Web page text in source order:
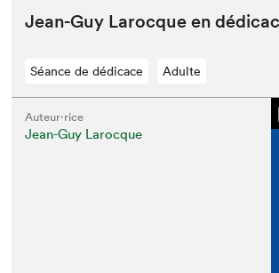
Jean-Guy Larocque en
Séance de dédicace Adulte
Auteur·rice
Jean-Guy Larocque